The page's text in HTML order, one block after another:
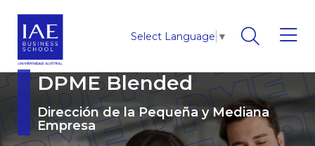
Select Language ▼
DPME Blended
Dirección de la Pequeña y Mediana
Empresa